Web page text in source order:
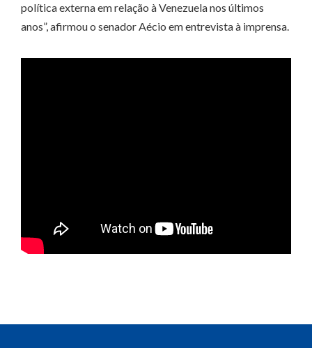
política externa em relação à Venezuela nos últimos
anos”, afirmou o senador Aécio em entrevista à imprensa.